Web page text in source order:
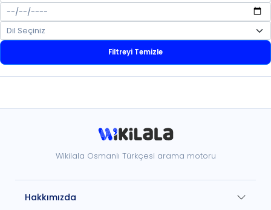
Filtreyi Temizle
Wikilala Osmanlı Türkçesi arama motoru
Hakkımızda